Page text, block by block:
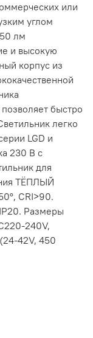
или
углом
лм
и высокую
корпус из
быстро
легко
LGD и
230 В с
для
ТЁПЛЫЙ
CRI>90.
Размеры
240V,
42V, 450